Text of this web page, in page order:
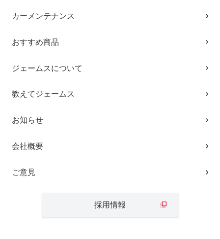
カーメンテナンス
おすすめ商品
ジェームスについて
教えてジェームス
お知らせ
会社概要
ご意見
採用情報